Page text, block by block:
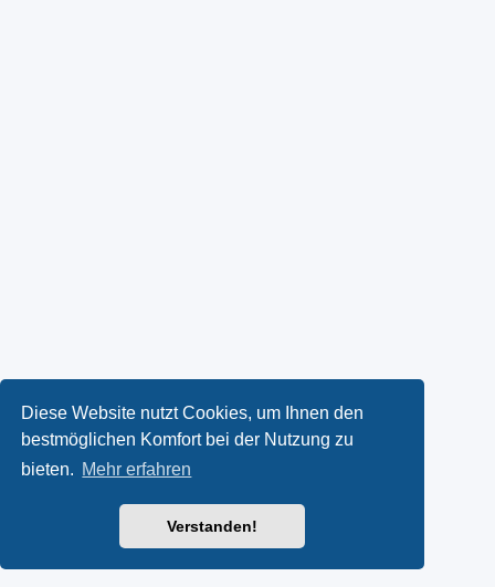
Diese Website nutzt Cookies, um Ihnen den
bestmöglichen Komfort bei der Nutzung zu
bieten. Mehr erfahren
Verstanden!